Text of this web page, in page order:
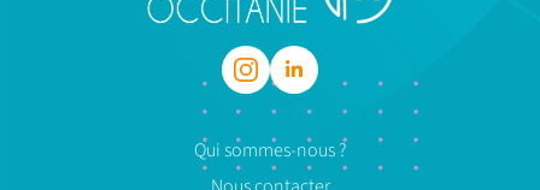
Qui sommes-nous ?